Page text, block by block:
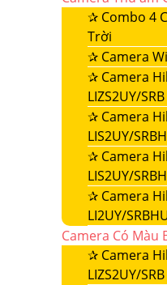
✰ Combo 4
Trời
✰ Camera
✰ Camera
LIZS2UY/SRB
✰ Camera
LIS2UY/
✰ Camera
LIS2UY/
✰ Camera
LI2UY/
Camera Có Màu
✰ Camera
LIZS2UY/SRB